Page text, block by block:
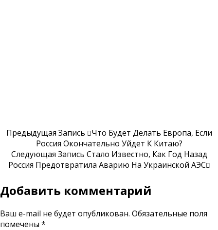
Предыдущая Запись
Что Будет Делать Европа, Если
Россия Окончательно Уйдет К Китаю?
Следующая Запись Стало Известно, Как Год Назад
Россия Предотвратила Аварию На Украинской АЭС
Добавить комментарий
Ваш e-mail не будет опубликован. Обязательные поля
помечены *